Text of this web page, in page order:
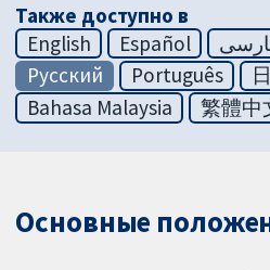
Также доступно в
English
Español
Русский
Português
Bahasa Malaysia
繁體中
Основные